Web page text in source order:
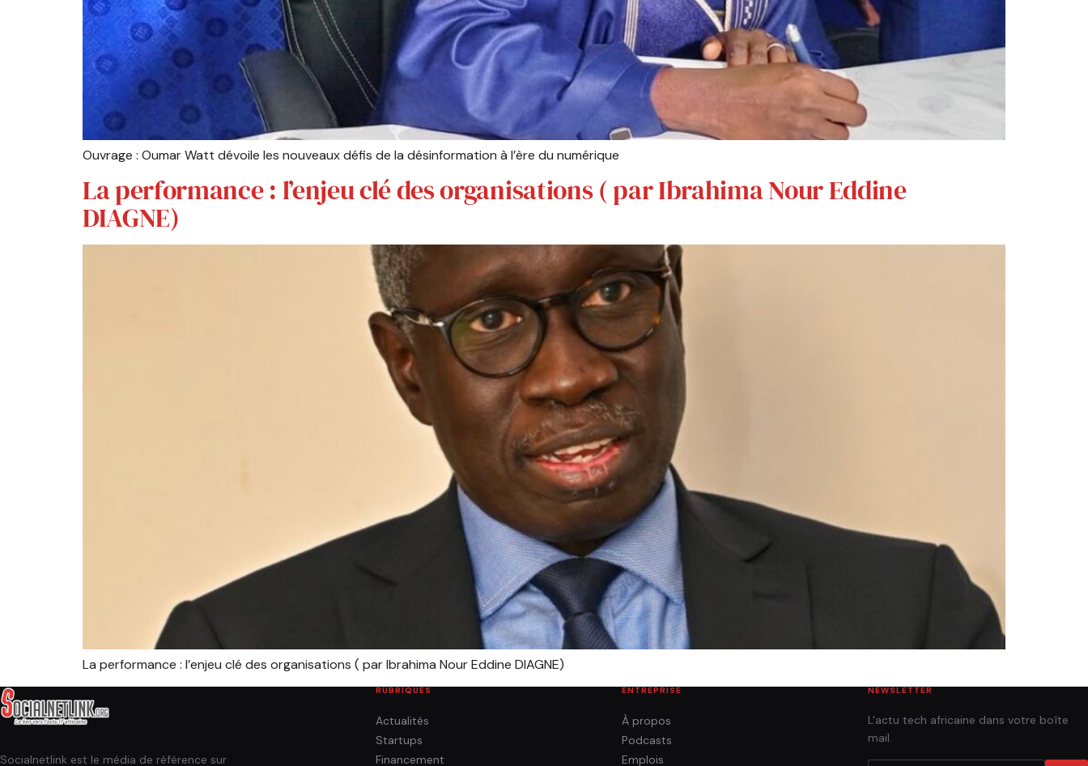
Ouvrage : Oumar Watt dévoile les nouveaux défis de la désinformation à l’ère du numérique
La performance : l’enjeu clé des organisations ( par Ibrahima Nour Eddine
DIAGNE)
La performance : l’enjeu clé des organisations ( par Ibrahima Nour Eddine DIAGNE)
Socialnetlink est le média de référence sur
RUBRIQUES
Actualités
Startups
Financement
ENTREPRISE
À propos
Podcasts
Emplois
NEWSLETTER
L'actu tech africaine dans votre boîte
mail.